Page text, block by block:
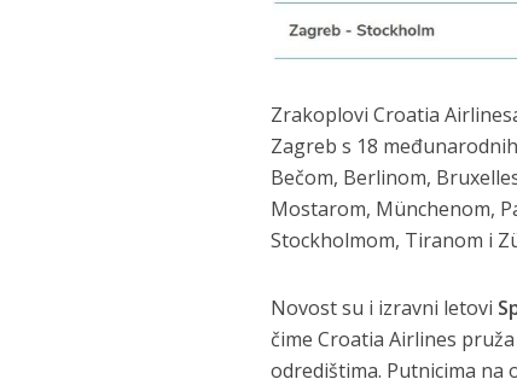
Zrakoplovi Croatia
Zagreb s 18
Bečom, Berlinom,
Mostarom, Münchenom,
Stockholmom, Tiranom i
Novost su i izravni letovi
čime Croatia Airlines
odredištima. Putnicima na